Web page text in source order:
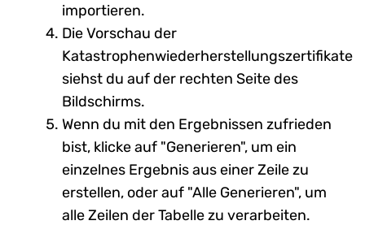
importieren.
Die Vorschau der
Katastrophenwiederherstellungszertifikate
siehst du auf der rechten Seite des
Bildschirms.
Wenn du mit den Ergebnissen zufrieden
bist, klicke auf "Generieren", um ein
einzelnes Ergebnis aus einer Zeile zu
erstellen, oder auf "Alle Generieren", um
alle Zeilen der Tabelle zu verarbeiten.